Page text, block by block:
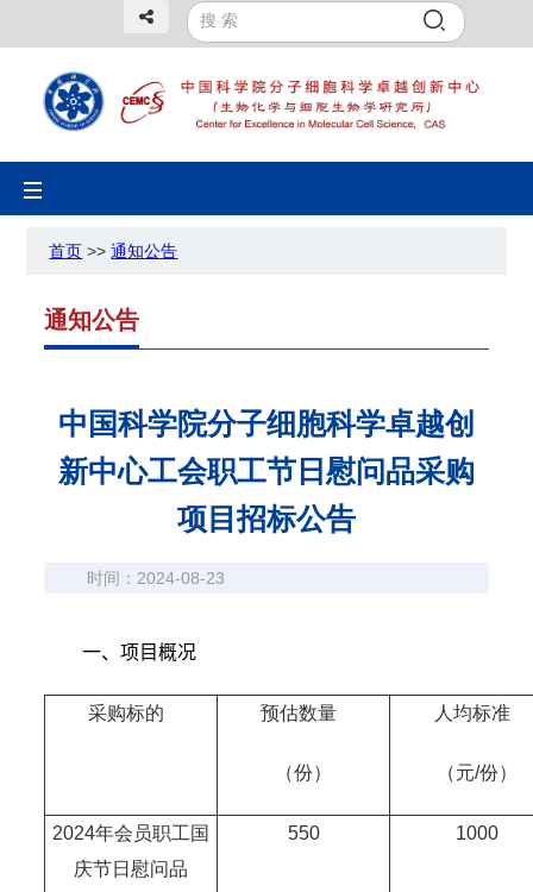
Toggle
navigation
首页 >>通知公告
通知公告
中国科学院分子细胞科学卓越创
新中心工会职工节日慰问品采购
项目招标公告
时间：2024-08-23
一、项目概况
采购标的 预估数量
（份）
人均标准
（元/份）
2024年会员职工国
庆节日慰问品
550 1000